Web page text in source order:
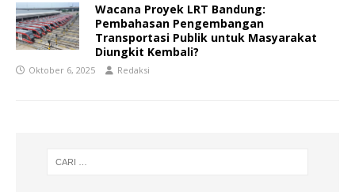
Wacana Proyek LRT Bandung:
Pembahasan Pengembangan
Transportasi Publik untuk Masyarakat
Diungkit Kembali?
Oktober 6, 2025 Redaksi